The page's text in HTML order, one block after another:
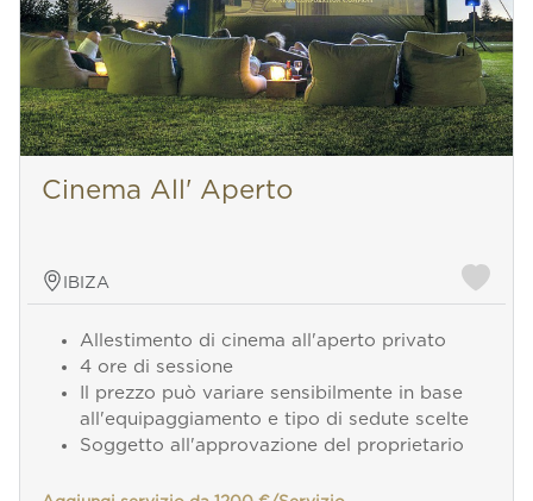
Cinema All' Aperto
IBIZA
Allestimento di cinema all'aperto privato
4 ore di sessione
Il prezzo può variare sensibilmente in base
all'equipaggiamento e tipo di sedute scelte
Soggetto all'approvazione del proprietario